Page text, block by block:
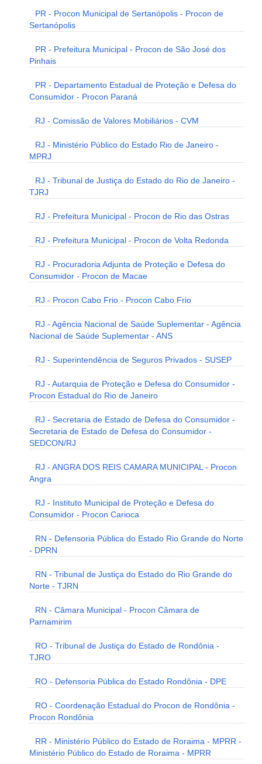
PR - Procon Municipal de Sertanópolis - Procon de
Sertanópolis
PR - Prefeitura Municipal - Procon de São José dos
Pinhais
PR - Departamento Estadual de Proteção e Defesa do
Consumidor - Procon Paraná
RJ - Comissão de Valores Mobiliários - CVM
RJ - Ministério Público do Estado Rio de Janeiro -
MPRJ
RJ - Tribunal de Justiça do Estado do Rio de Janeiro -
TJRJ
RJ - Prefeitura Municipal - Procon de Rio das Ostras
RJ - Prefeitura Municipal - Procon de Volta Redonda
RJ - Procuradoria Adjunta de Proteção e Defesa do
Consumidor - Procon de Macae
RJ - Procon Cabo Frio - Procon Cabo Frio
RJ - Agência Nacional de Saúde Suplementar - Agência
Nacional de Saúde Suplementar - ANS
RJ - Superintendência de Seguros Privados - SUSEP
RJ - Autarquia de Proteção e Defesa do Consumidor -
Procon Estadual do Rio de Janeiro
RJ - Secretaria de Estado de Defesa do Consumidor -
Secretaria de Estado de Defesa do Consumidor -
SEDCON/RJ
RJ - ANGRA DOS REIS CAMARA MUNICIPAL - Procon
Angra
RJ - Instituto Municipal de Proteção e Defesa do
Consumidor - Procon Carioca
RN - Defensoria Pública do Estado Rio Grande do Norte
- DPRN
RN - Tribunal de Justiça do Estado do Rio Grande do
Norte - TJRN
RN - Câmara Municipal - Procon Câmara de
Parnamirim
RO - Tribunal de Justiça do Estado de Rondônia -
TJRO
RO - Defensoria Pública do Estado Rondônia - DPE
RO - Coordenação Estadual do Procon de Rondônia -
Procon Rondônia
RR - Ministério Público do Estado de Roraima - MPRR -
Ministério Público do Estado de Roraima - MPRR